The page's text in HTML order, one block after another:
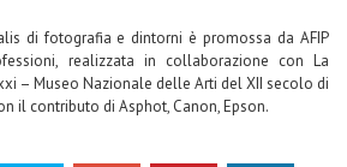
di fotografia e dintorni è promossa da AFIP
realizzata in collaborazione con La
– Museo Nazionale delle Arti del XII secolo di
il contributo di Asphot, Canon, Epson.